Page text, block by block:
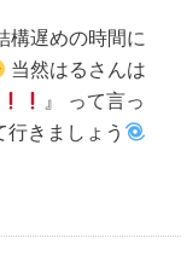
構遅めの時間に
当然はるさんは
』 って言っ
きましょう